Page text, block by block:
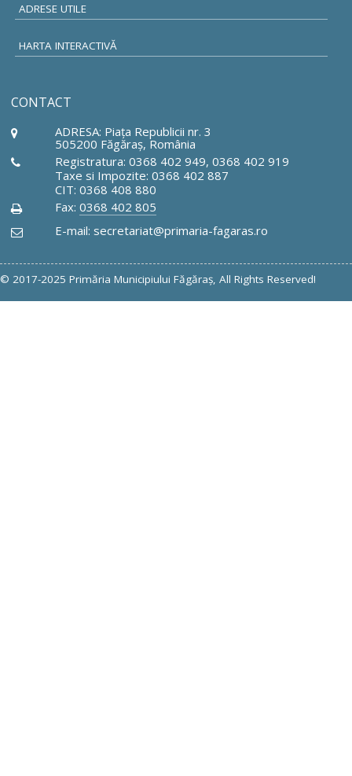
ADRESE UTILE
HARTA INTERACTIVĂ
CONTACT
ADRESA: Piaţa Republicii nr. 3
505200 Făgăraş, România
Registratura: 0368 402 949, 0368 402 919
Taxe si Impozite: 0368 402 887
CIT: 0368 408 880
Fax: 0368 402 805
E-mail: secretariat@primaria-fagaras.ro
© 2017-2025 Primăria Municipiului Făgăraş, All Rights Reserved!